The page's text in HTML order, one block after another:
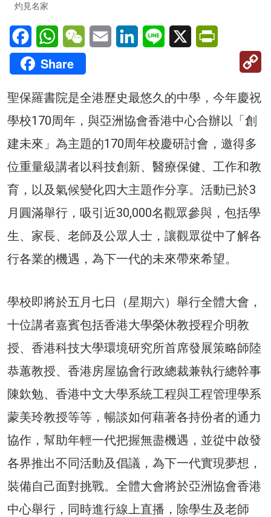
灼見名家
FacebookWhatsAppWeChatEmail LinkedInLine X
Share
聖保羅書院是全港歷史最悠久的中學，今年慶祝
學校170周年，與亞洲協會香港中心合辦以「創
建未來」為主題的170周年校慶研討會，邀得多
位重量級講者以科技創新、醫療保健、工作和教
育，以及氣候變化四大主題作分享。活動已於3
月圓滿舉行，吸引近30,000名觀眾參與，包括學
生、家長、老師及公眾人士，讓觀眾從中了解各
行各業的機遇，為下一代的未來帶來希望。
學校即將於五月七日（星期六）舉行全體大會，
十位講者嘉賓包括香港大學榮休教授程介明教
授、香港科技大學環境研究所首席發展策略師陸
恭蕙教授、香港房屋協會行政總裁兼執行總幹事
陳欽勉、香港中文大學系統工程與工程管理學系
蒙美玲教授等等，暢談如何藉著各持份者的通力
協作，幫助年輕一代把握無盡機遇，並從中啟發
各界推出不同活動及倡議，為下一代實現夢想，
裝備自己面對挑戰。全體大會將於亞洲協會香港
中心舉行，同時進行線上直播，除學生及老師